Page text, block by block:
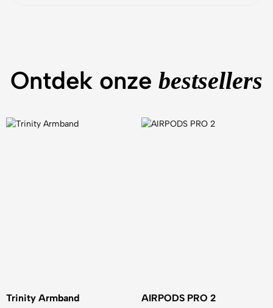
Ontdek onze bestsellers
Trinity Armband AIRPODS PRO 2